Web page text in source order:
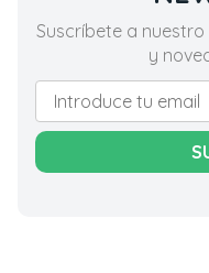
Suscríbete a
y